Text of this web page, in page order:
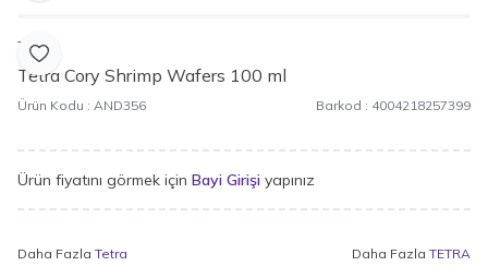
Favoriye Ekle
Tetra
Tetra Cory Shrimp Wafers 100 ml
Ürün Kodu : AND356 Barkod : 4004218257399
Ürün fiyatını görmek için Bayi Girişi yapınız
Daha Fazla Tetra Daha Fazla TETRA